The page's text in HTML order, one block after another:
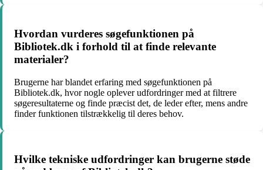
Hvordan vurderes søgefunktionen på
Bibliotek.dk i forhold til at finde relevante
materialer?
Brugerne har blandet erfaring med søgefunktionen på
Bibliotek.dk, hvor nogle oplever udfordringer med at filtrere
søgeresultaterne og finde præcist det, de leder efter, mens andre
finder funktionen tilstrækkelig til deres behov.
Hvilke tekniske udfordringer kan brugerne støde